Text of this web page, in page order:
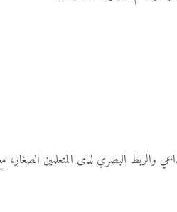
والربط البصري لدى المتعلمين